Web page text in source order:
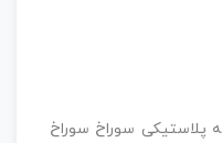
پلاستیکی سوراخ سوراخ